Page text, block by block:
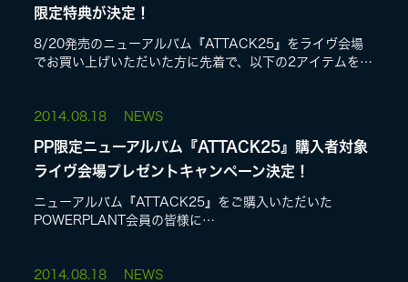
限定特典が決定！
8/20発売のニューアルバム『ATTACK25』をライヴ会場
でお買い上げいただいた方に先着で、以下の2アイテムをプ
2014. 08.18 NEWS
PP限定ニューアルバム『ATTACK25』購入者対象
ライヴ会場プレゼントキャンペーン決定！
ニューアルバム『ATTACK25』をご購入いただいた
POWERPLANT会員の皆様に
2014. 08.18 NEWS